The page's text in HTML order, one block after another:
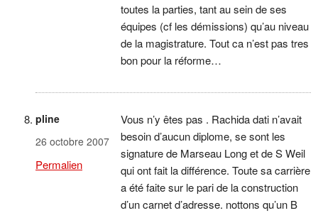
toutes la parties, tant au sein de ses
équipes (cf les démissions) qu’au niveau
de la magistrature. Tout ca n’est pas tres
bon pour la réforme…
pline
26 octobre 2007
Permalien
Vous n’y êtes pas . Rachida dati n’avait
besoin d’aucun diplome, se sont les
signature de Marseau Long et de S Weil
qui ont fait la différence. Toute sa carrière
a été faite sur le pari de la construction
d’un carnet d’adresse. nottons qu’un B